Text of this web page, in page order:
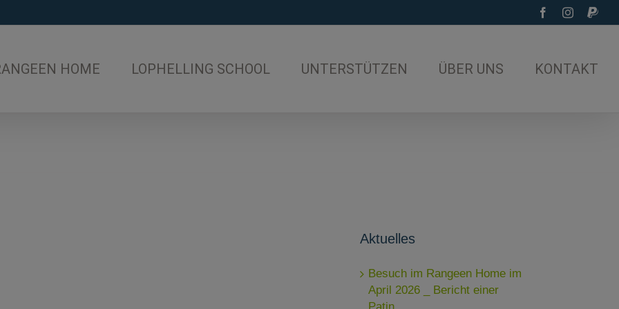
FacebookInstagram
HOME LOPHELLING SCHOOL UNTERSTÜTZEN ÜBER UNS KONTAKT
Aktuelles
Besuch im Rangeen Home im
April 2026 _ Bericht einer